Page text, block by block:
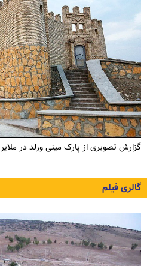
گزارش تصویری از پارک مینی ورلد در ملایر
گالری فیلم